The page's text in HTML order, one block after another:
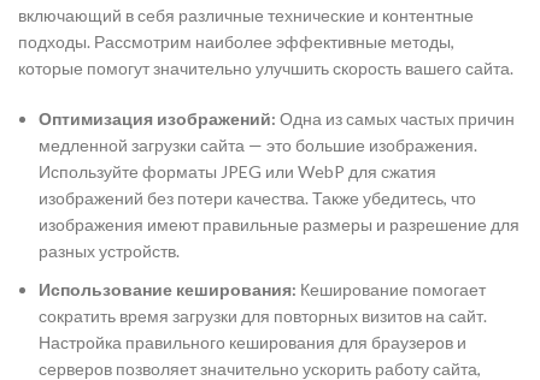
включающий в себя различные технические и контентные
подходы. Рассмотрим наиболее эффективные методы,
которые помогут значительно улучшить скорость вашего сайта.
Оптимизация изображений: Одна из самых частых причин
медленной загрузки сайта — это большие изображения.
Используйте форматы JPEG или WebP для сжатия
изображений без потери качества. Также убедитесь, что
изображения имеют правильные размеры и разрешение для
разных устройств.
Использование кеширования: Кеширование помогает
сократить время загрузки для повторных визитов на сайт.
Настройка правильного кеширования для браузеров и
серверов позволяет значительно ускорить работу сайта,